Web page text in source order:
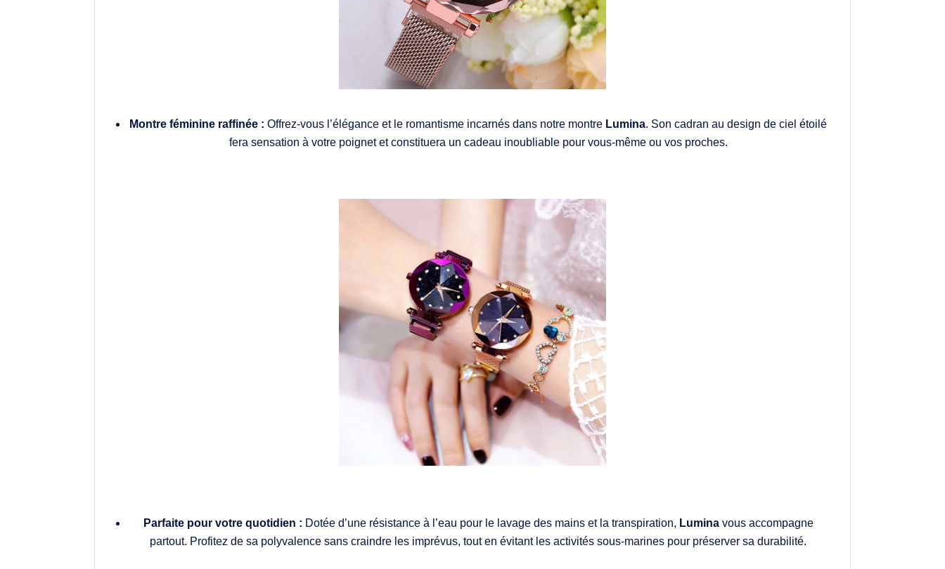
Montre féminine raffinée : Offrez-vous l’élégance et le romantisme incarnés dans notre montre Lumina. Son cadran au design de ciel étoilé
fera sensation à votre poignet et constituera un cadeau inoubliable pour vous-même ou vos proches.
Parfaite pour votre quotidien : Dotée d’une résistance à l’eau pour le lavage des mains et la transpiration, Lumina vous accompagne
partout. Profitez de sa polyvalence sans craindre les imprévus, tout en évitant les activités sous-marines pour préserver sa durabilité.